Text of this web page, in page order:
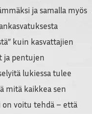
ja samalla myös
kuin kasvattajien
ja pentujen
lukiessa tulee
mitä kaikkea sen
on voitu tehdä – että